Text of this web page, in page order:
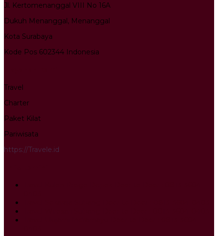
Jl. Kertomenanggal VIII No 16A
Dukuh Menanggal, Menanggal
Kota Surabaya
Kode Pos 602344 Indonesia
Travel
Charter
Paket Kilat
Pariwisata
https://Travele.id